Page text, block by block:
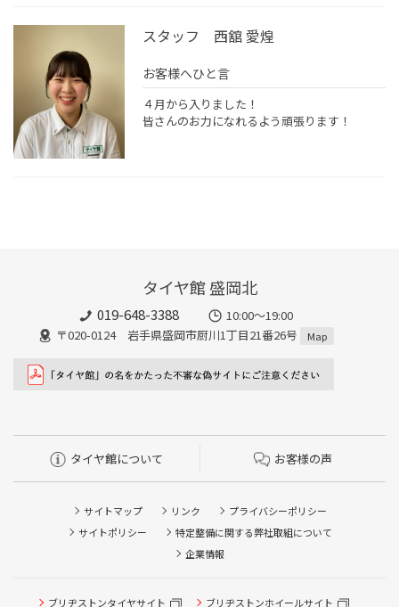
スタッフ 西舘 愛煌
お客様へひと言
４月から入りました！
皆さんのお力になれるよう頑張ります！
タイヤ館 盛岡北
019-648-3388
10:00～19:00
〒020-0124 岩手県盛岡市厨川1丁目21番26号
Map
タイヤ館について お客様の声
サイトマップ リンク
プライバシーポリシー
サイトポリシー
特定整備に関する弊社取組について
企業情報
ブリヂストンタイヤサイト ブリヂストンホイールサイト